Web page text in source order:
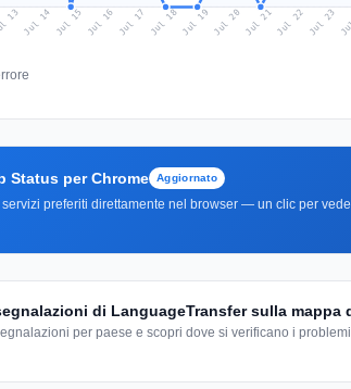
13 Jul 14 Jul 15 Jul 16 Jul 17 Jul 18Jul 19 Jul 20 Jul 21Jul 22 Jul 23
Status per Chrome Aggiornato
preferiti direttamente nel browser — un clic per
di LanguageTransfer sulla mappa
per paese e scopri dove si verificano i